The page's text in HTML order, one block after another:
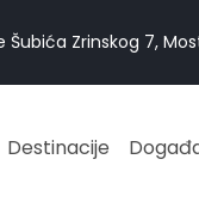
Šubića Zrinskog 7,
Destinacije